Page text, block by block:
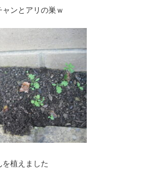
ンとアリの巣ｗ
植えました